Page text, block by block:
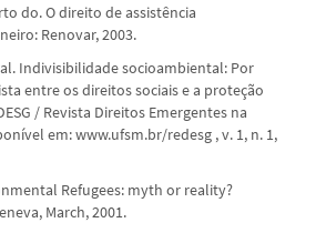
do. O direito de assistência
Renovar, 2003.
Indivisibilidade socioambiental: Por
entre os direitos sociais e a proteção
/ Revista Direitos Emergentes na
em: www.ufsm.br/redesg , v. 1, n. 1,
Refugees: myth or reality?
March, 2001.